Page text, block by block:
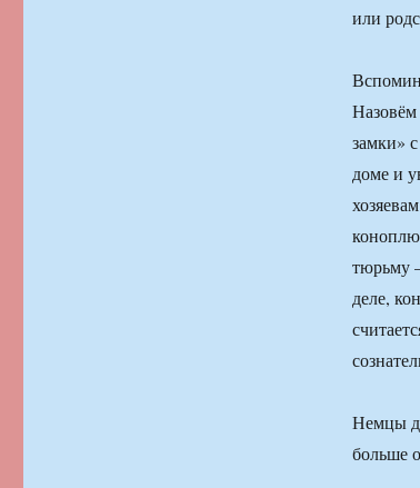
или
замки»
доме и
тюрьму
деле,
Немцы
больше